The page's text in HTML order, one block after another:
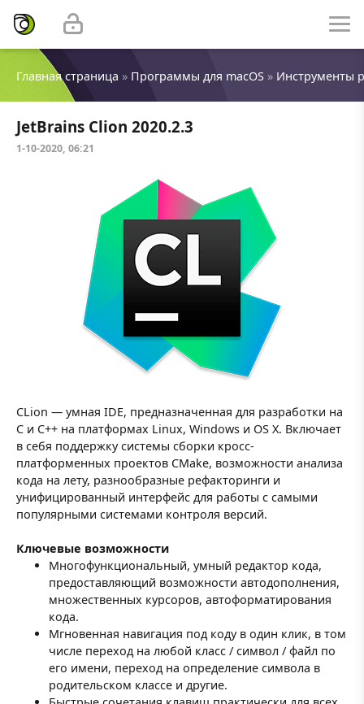
Главная страница » Программы для macOS » Инструменты
JetBrains Clion 2020.2.3
1-10-2020, 06:21
CLion — умная IDE, предназначенная для разработки на
С и С++ на платформах Linux, Windows и OS X. Включает
в себя поддержку системы сборки кросс-
платформенных проектов CMake, возможности анализа
кода на лету, разнообразные рефакторинги и
унифицированный интерфейс для работы с самыми
популярными системами контроля версий.
Ключевые возможности
Многофункциональный, умный редактор кода,
предоставляющий возможности автодополнения,
множественных курсоров, автоформатирования
кода.
Мгновенная навигация под коду в один клик, в том
числе переход на любой класс / символ / файл по
его имени, переход на определение символа в
родительском классе и другие.